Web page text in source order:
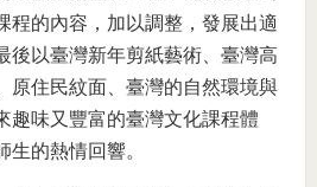
程的內容，加以調整，發展出適
後以臺灣新年剪紙藝術、臺灣高
原住民紋面、臺灣的自然環境與
趣味又豐富的臺灣文化課程體
的熱情回響。